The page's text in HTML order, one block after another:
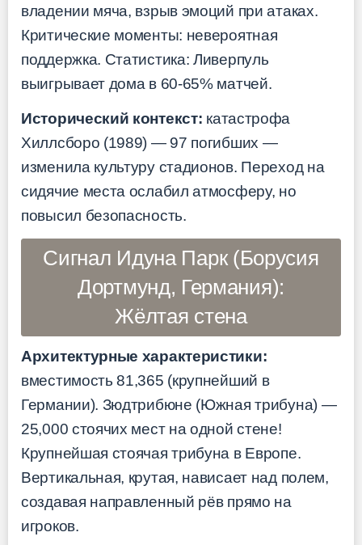
владении мяча, взрыв эмоций при атаках.
Критические моменты: невероятная
поддержка. Статистика: Ливерпуль
выигрывает дома в 60-65% матчей.
Исторический контекст: катастрофа
Хиллсборо (1989) — 97 погибших —
изменила культуру стадионов. Переход на
сидячие места ослабил атмосферу, но
повысил безопасность.
Сигнал Идуна Парк (Борусия
Дортмунд, Германия):
Жёлтая стена
Архитектурные характеристики:
вместимость 81,365 (крупнейший в
Германии). Зюдтрибюне (Южная трибуна) —
25,000 стоячих мест на одной стене!
Крупнейшая стоячая трибуна в Европе.
Вертикальная, крутая, нависает над полем,
создавая направленный рёв прямо на
игроков.